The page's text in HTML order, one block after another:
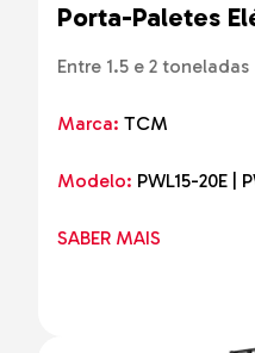
Porta-Paletes
Entre 1.5 e 2 toneladas
Marca: TCM
Modelo: PWL15-20E |
SABER MAIS